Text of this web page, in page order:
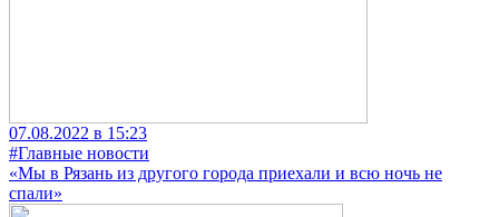
07.08.2022 в 15:23
#Главные новости
«Мы в Рязань из другого города приехали и всю ночь не
спали»